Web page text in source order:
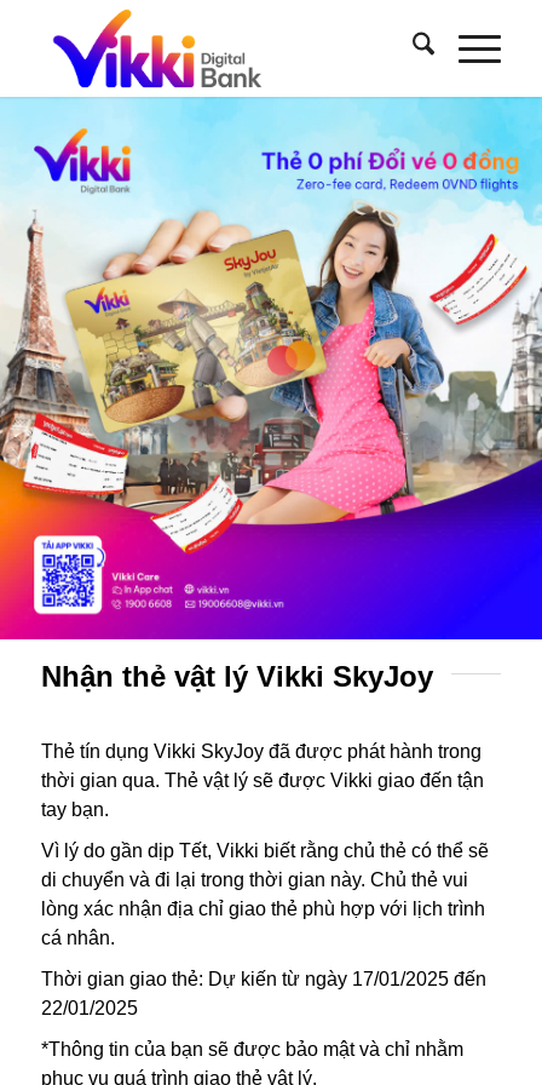
Nhận thẻ vật lý Vikki SkyJoy
Thẻ tín dụng Vikki SkyJoy đã được phát hành trong
thời gian qua. Thẻ vật lý sẽ được Vikki giao đến tận
tay bạn.
Vì lý do gần dịp Tết, Vikki biết rằng chủ thẻ có thể sẽ
di chuyển và đi lại trong thời gian này. Chủ thẻ vui
lòng xác nhận địa chỉ giao thẻ phù hợp với lịch trình
cá nhân.
Thời gian giao thẻ: Dự kiến từ ngày 17/01/2025 đến
22/01/2025
*Thông tin của bạn sẽ được bảo mật và chỉ nhằm
phục vụ quá trình giao thẻ vật lý.